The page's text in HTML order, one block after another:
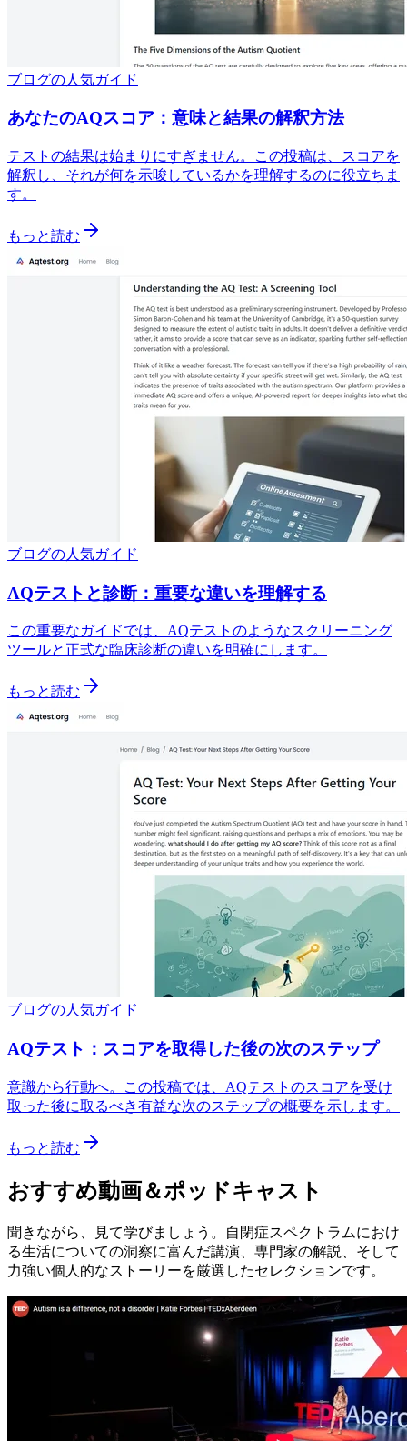
ブログの人気ガイド
あなたのAQスコア：意味と結果の解釈方法
テストの結果は始まりにすぎません。この投稿は、スコアを
解釈し、それが何を示唆しているかを理解するのに役立ちま
す。
もっと読む
ブログの人気ガイド
AQテストと診断：重要な違いを理解する
この重要なガイドでは、AQテストのようなスクリーニング
ツールと正式な臨床診断の違いを明確にします。
もっと読む
ブログの人気ガイド
AQテスト：スコアを取得した後の次のステップ
意識から行動へ。この投稿では、AQテストのスコアを受け
取った後に取るべき有益な次のステップの概要を示します。
もっと読む
おすすめ動画＆ポッドキャスト
聞きながら、見て学びましょう。自閉症スペクトラムにおけ
る生活についての洞察に富んだ講演、専門家の解説、そして
力強い個人的なストーリーを厳選したセレクションです。